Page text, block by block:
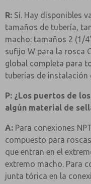
R: Sí. Hay disponibles
tamaños de tubería,
macho: tamaños 2 (1/
sufijo W para la rosca
global completa para
tuberías de instalación
P: ¿Los puertos de
algún material de
A: Para conexiones
compuesto para
que entran en el
extremo macho. Para
junta tórica en la